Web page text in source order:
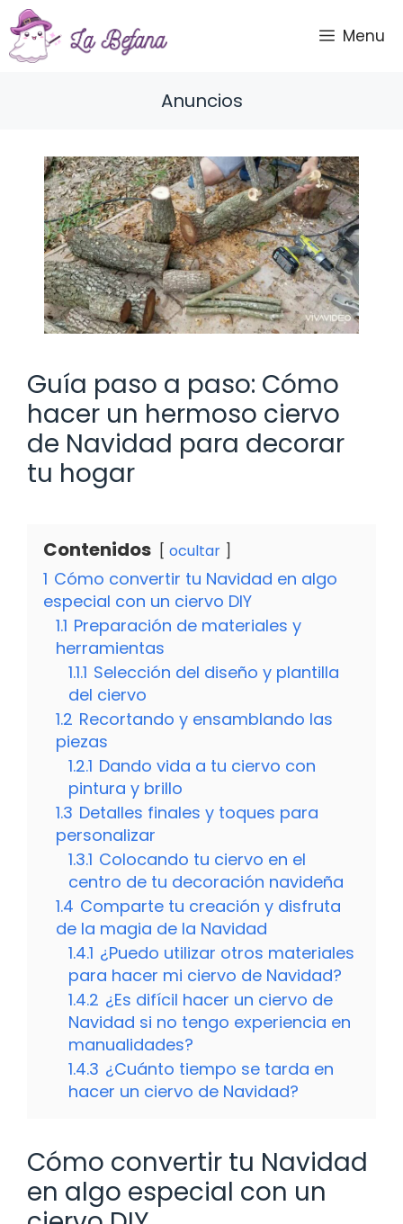
Saltar
al
contenido
Menu
Anuncios
Guía paso a paso: Cómo
hacer un hermoso ciervo
de Navidad para decorar
tu hogar
Contenidos ocultar
1 Cómo convertir tu Navidad en algo
especial con un ciervo DIY
1.1 Preparación de materiales y
herramientas
1.1.1 Selección del diseño y plantilla
del ciervo
1.2 Recortando y ensamblando las
piezas
1.2.1 Dando vida a tu ciervo con
pintura y brillo
1.3 Detalles finales y toques para
personalizar
1.3.1 Colocando tu ciervo en el
centro de tu decoración navideña
1.4 Comparte tu creación y disfruta
de la magia de la Navidad
1.4.1 ¿Puedo utilizar otros materiales
para hacer mi ciervo de Navidad?
1.4.2 ¿Es difícil hacer un ciervo de
Navidad si no tengo experiencia en
manualidades?
1.4.3 ¿Cuánto tiempo se tarda en
hacer un ciervo de Navidad?
Cómo convertir tu Navidad
en algo especial con un